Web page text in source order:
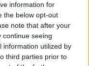
information for
the below opt-out
note that after your
continue seeing
information utilized by
third parties prior to
Romero